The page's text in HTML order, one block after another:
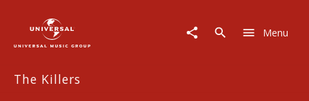
News
Das
Menu
The Killers